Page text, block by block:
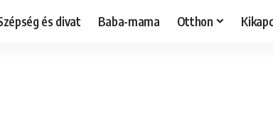
és divat Baba-mama Otthon